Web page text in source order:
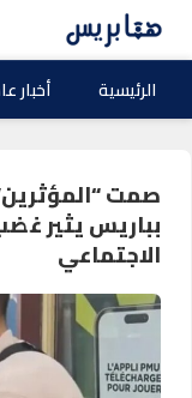
الرئيسية أخبار
صمت
بباريس يثير
الاجتماعي